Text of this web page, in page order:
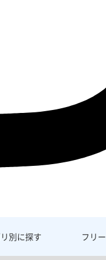
別に探す フリ